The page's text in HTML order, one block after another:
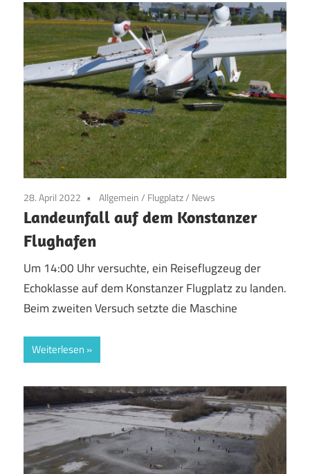
28. April 2022 Allgemein/ Flugplatz/ News
Landeunfall auf dem Konstanzer
Flughafen
Um 14:00 Uhr versuchte, ein Reiseflugzeug der
Echoklasse auf dem Konstanzer Flugplatz zu landen.
Beim zweiten Versuch setzte die Maschine
Weiterlesen